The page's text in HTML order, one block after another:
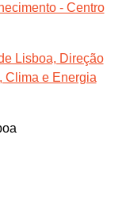
- Centro
Lisboa, Direção
Clima e Energia